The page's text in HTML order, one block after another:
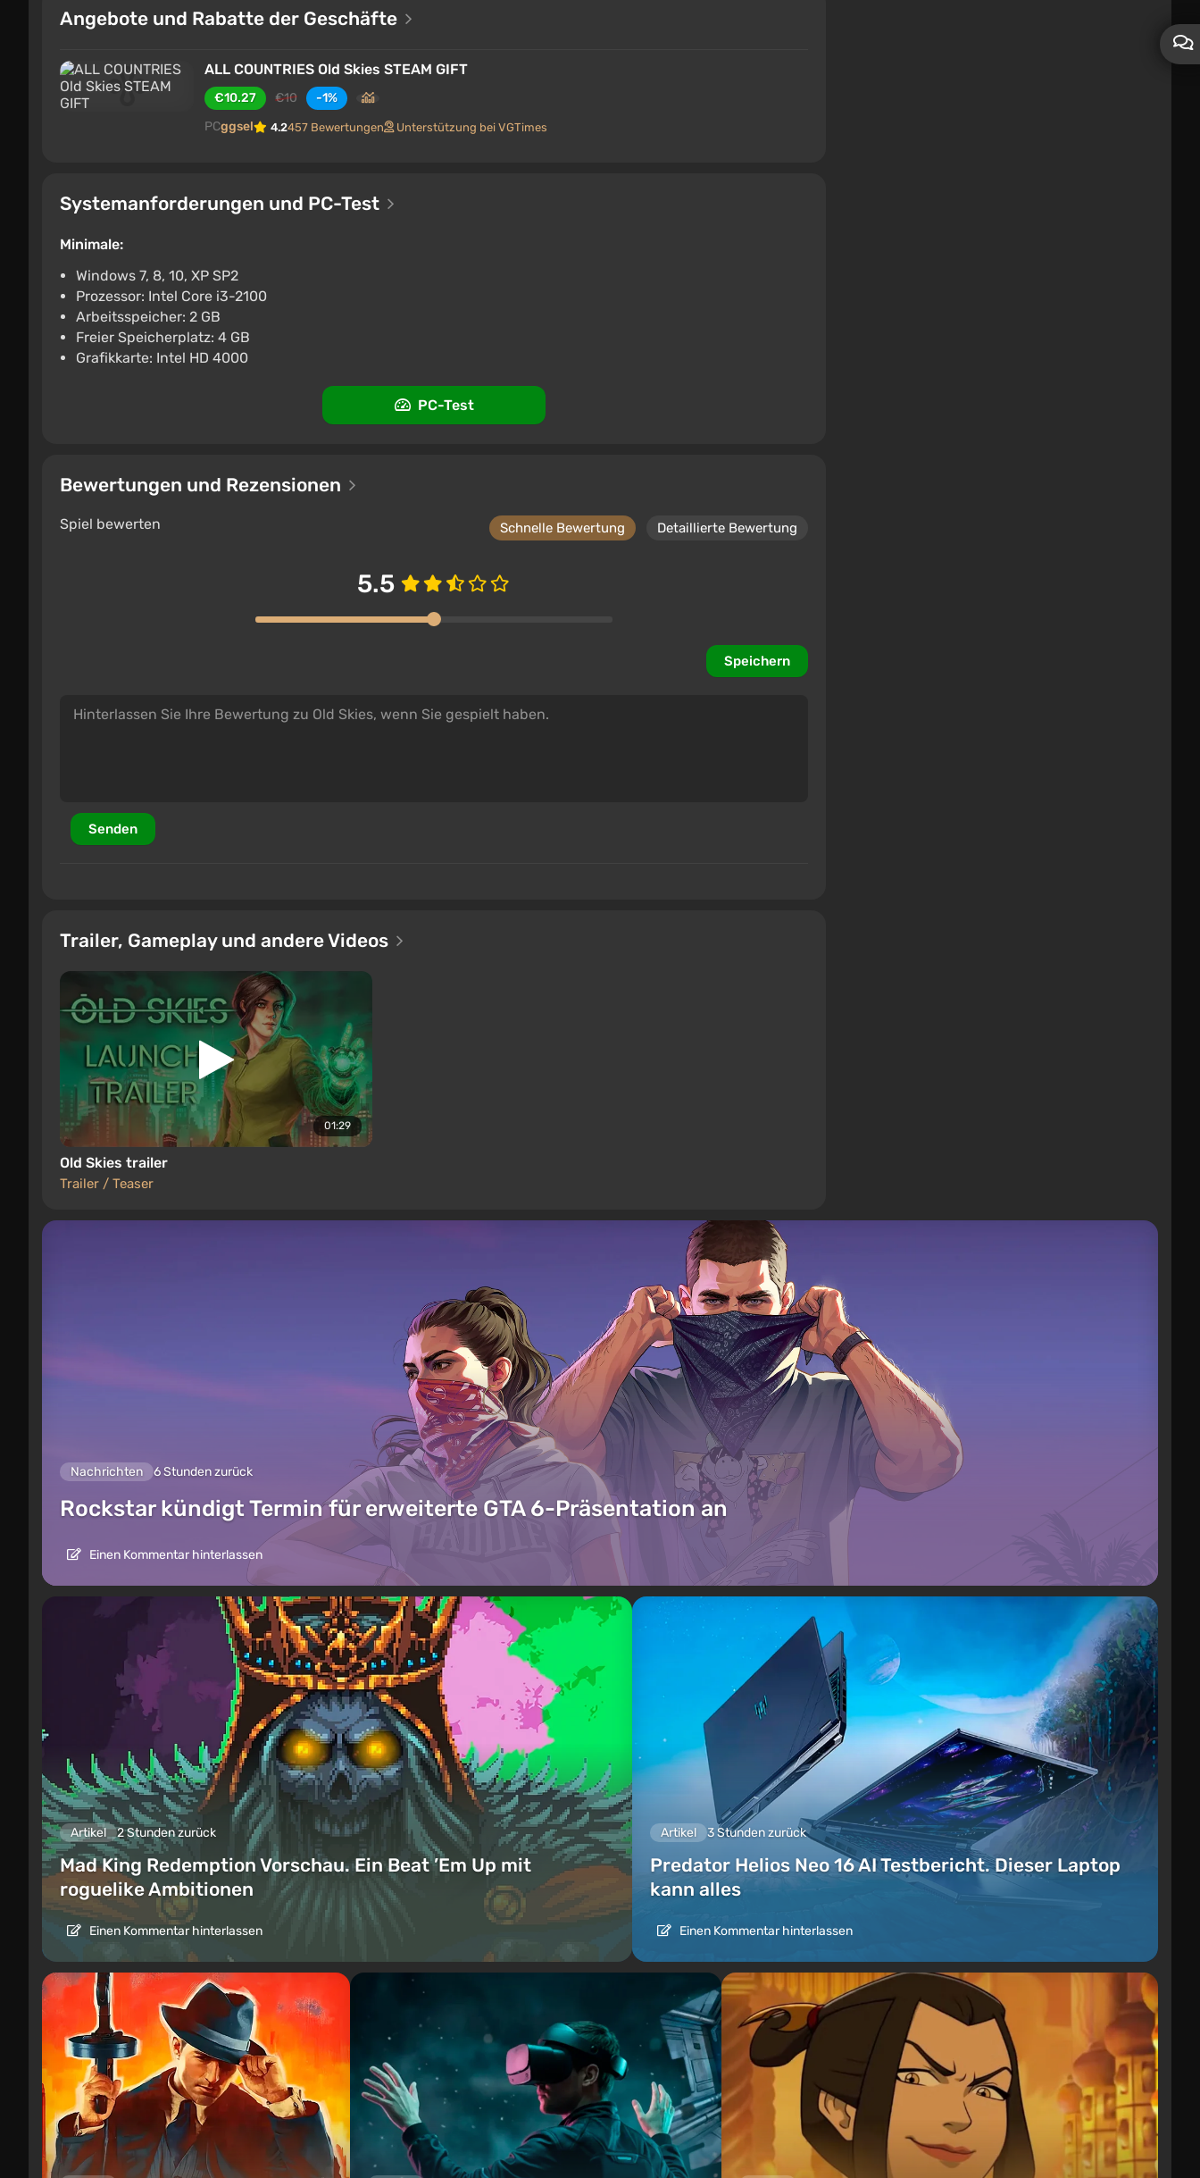
Angebote und Rabatte der Geschäfte
ALL COUNTRIES Old Skies STEAM GIFT
€10.27 €10
-1%
PCggsel 4.2457 Bewertungen Unterstützung bei VGTimes
Systemanforderungen und PC-Test
Minimale:
Windows 7, 8, 10, XP SP2
Prozessor: Intel Core i3-2100
Arbeitsspeicher: 2 GB
Freier Speicherplatz: 4 GB
Grafikkarte: Intel HD 4000
PC-Test
Bewertungen und Rezensionen
Spiel bewerten Schnelle Bewertung Detaillierte Bewertung
5.5
Speichern
Senden
Trailer, Gameplay und andere Videos
01:29
Old Skies trailer
Trailer / Teaser
Nachrichten 6 Stunden zurück
Rockstar kündigt Termin für erweiterte GTA 6-Präsentation an
Einen Kommentar hinterlassen
Artikel 2 Stunden zurück
Mad King Redemption Vorschau. Ein Beat ’Em Up mit
roguelike Ambitionen
Einen Kommentar hinterlassen
Artikel 3 Stunden zurück
Predator Helios Neo 16 AI Testbericht. Dieser Laptop
kann alles
Einen Kommentar hinterlassen